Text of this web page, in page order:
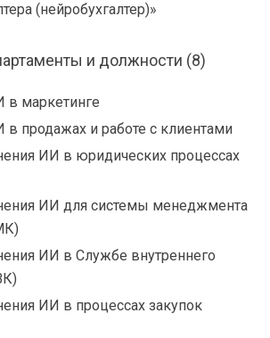
(нейробухгалтер)»
и должности (8)
в маркетинге
в продажах и работе с клиентами
ИИ в юридических процессах
ИИ для системы менеджмента
ИИ в Службе внутреннего
ИИ в процессах закупок